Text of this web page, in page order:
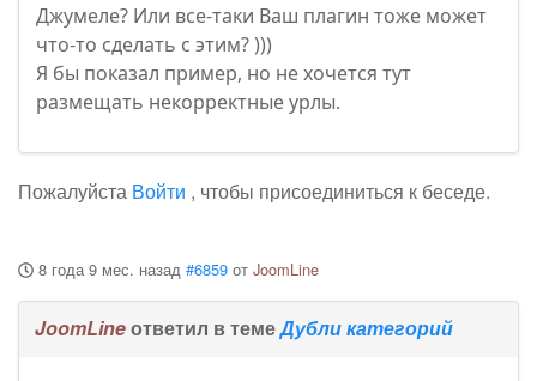
Джумеле? Или все-таки Ваш плагин тоже может
что-то сделать с этим? )))
Я бы показал пример, но не хочется тут
размещать некорректные урлы.
Пожалуйста Войти , чтобы присоединиться к беседе.
8 года 9 мес. назад #6859 от JoomLine
JoomLineответил в темеДубли категорий